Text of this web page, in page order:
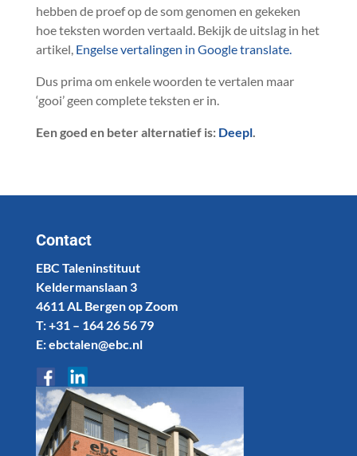
hebben de proef op de som genomen en gekeken
hoe teksten worden vertaald. Bekijk de uitslag in het
artikel, Engelse vertalingen in Google translate.
Dus prima om enkele woorden te vertalen maar
‘gooi’ geen complete teksten er in.
Een goed en beter alternatief is: Deepl.
Contact
EBC Taleninstituut
Keldermanslaan 3
4611 AL Bergen op Zoom
T: +31 – 164 26 56 79
E: ebctalen@ebc.nl